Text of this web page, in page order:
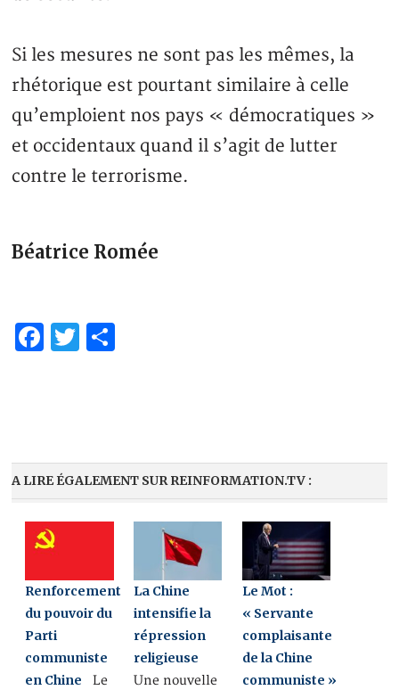
Si les mesures ne sont pas les mêmes, la
rhétorique est pourtant similaire à celle
qu’emploient nos pays « démocratiques »
et occidentaux quand il s’agit de lutter
contre le terrorisme.
Béatrice Romée
Facebook
Twitter
A LIRE ÉGALEMENT SUR REINFORMATION.TV :
Renforcement
du pouvoir du
Parti
communiste
en Chine Le
La Chine
intensifie la
répression
religieuse
Une nouvelle
Le Mot :
« Servante
complaisante
de la Chine
communiste »